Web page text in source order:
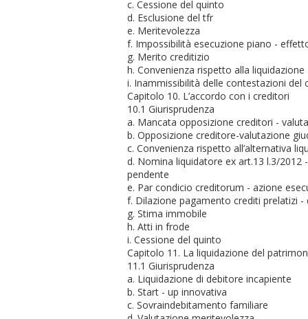
c. Cessione del quinto
d. Esclusione del tfr
e. Meritevolezza
f. Impossibilità esecuzione piano -
g. Merito creditizio
h. Convenienza rispetto alla liquidazione
i. Inammissibilità delle contestazioni del
Capitolo 10. L’accordo con i creditori
10.1 Giurisprudenza
a. Mancata opposizione creditori -
b. Opposizione creditore-valutazione
c. Convenienza rispetto all’alternativa
d. Nomina liquidatore ex art.13 l.3/
pendente
e. Par condicio creditorum - azione
f. Dilazione pagamento crediti prelatizi
g. Stima immobile
h. Atti in frode
i. Cessione del quinto
Capitolo 11. La liquidazione del
11.1 Giurisprudenza
a. Liquidazione di debitore incapiente
b. Start - up innovativa
c. Sovraindebitamento familiare